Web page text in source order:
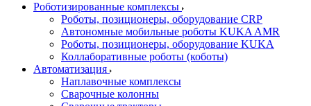
Роботизированные комплексы
Роботы, позиционеры, оборудование CRP
Автономные мобильные роботы KUKA AMR
Роботы, позиционеры, оборудование KUKA
Коллаборативные роботы (коботы)
Автоматизация
Наплавочные комплексы
Сварочные колонны